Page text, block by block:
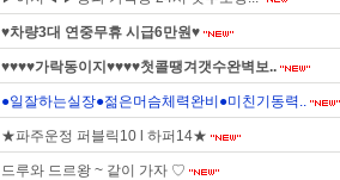
♥차량3대 연중무휴 시급6만원♥
♥♥♥♥가락동이지♥♥♥♥첫콜땡겨갯수완벽보..
●일잘하는실장●젊은머슴체력완비●미친기동력..
★파주운정 퍼블릭10 l 하퍼14★
드루와 드르왕 ~ 같이 가자 ♡